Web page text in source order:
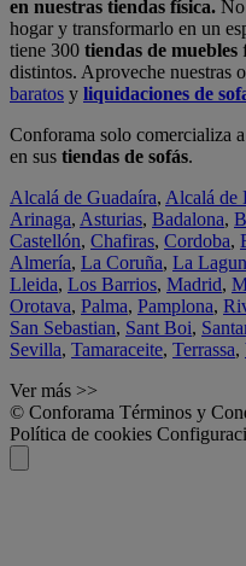
en nuestras tiendas física. No
hogar y transformarlo en un
tiene 300 tiendas de muebles
distintos. Aproveche nuestras
baratos y liquidaciones de
Conforama solo comercializa
en sus tiendas de sofás.
Alcalá de Guadaíra, Alcalá de
Arinaga, Asturias, Badalona,
Castellón, Chafiras, Cordoba,
Almería, La Coruña, La
Lleida, Los Barrios, Madrid,
Orotava, Palma, Pamplona,
San Sebastian, Sant Boi,
Sevilla, Tamaraceite, Terrassa,
Ver más >>
© Conforama Términos y
Política de cookies